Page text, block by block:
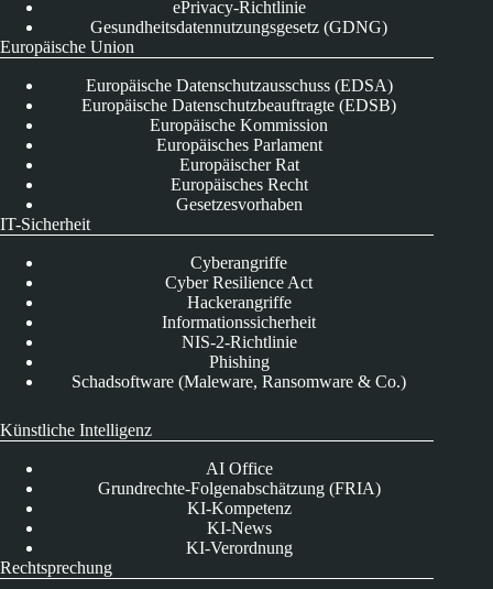
ePrivacy-Richtlinie
Gesundheitsdatennutzungsgesetz (GDNG)
Europäische Union
Europäische Datenschutzausschuss (EDSA)
Europäische Datenschutzbeauftragte (EDSB)
Europäische Kommission
Europäisches Parlament
Europäischer Rat
Europäisches Recht
Gesetzesvorhaben
IT-Sicherheit
Cyberangriffe
Cyber Resilience Act
Hackerangriffe
Informationssicherheit
NIS-2-Richtlinie
Phishing
Schadsoftware (Maleware, Ransomware & Co.)
Künstliche Intelligenz
AI Office
Grundrechte-Folgenabschätzung (FRIA)
KI-Kompetenz
KI-News
KI-Verordnung
Rechtsprechung